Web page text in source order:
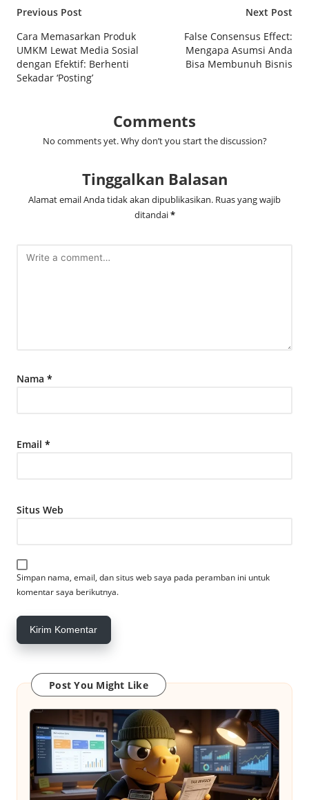
Post
navigation
Previous Post
Cara Memasarkan Produk
UMKM Lewat Media Sosial
dengan Efektif: Berhenti
Sekadar ‘Posting’
Next Post
False Consensus Effect:
Mengapa Asumsi Anda
Bisa Membunuh Bisnis
Comments
No comments yet. Why don’t you start the discussion?
Tinggalkan Balasan
Alamat email Anda tidak akan dipublikasikan. Ruas yang wajib
ditandai*
Nama *
Email *
Situs Web
Simpan nama, email, dan situs web saya pada peramban ini untuk
komentar saya berikutnya.
Post You Might Like